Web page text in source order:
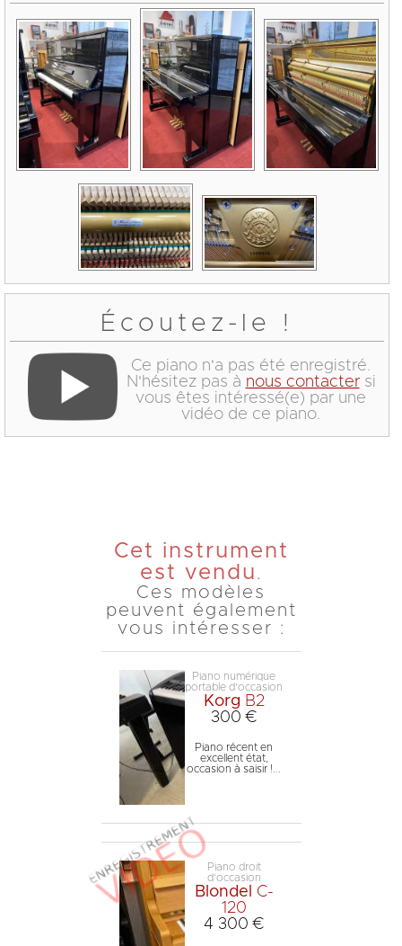
Écoutez-le !
Ce piano n'a pas été enregistré.
N'hésitez pas à nous contactersi
vous êtes intéressé(e) par une
vidéo de ce piano.
Cet instrument
est vendu .
Ces modèles
peuvent également
vous intéresser :
Piano numérique
portable d'occasion
Korg B2
300 €
Piano récent en
excellent état,
occasion à saisir !...
Piano droit
d'occasion
Blondel
C-
120
4 300 €